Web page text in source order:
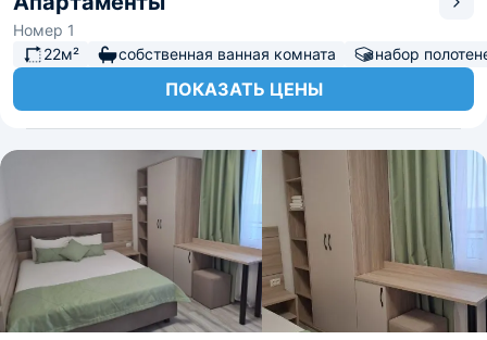
Номер 1
22м²
собственная ванная комната набор
ПОКАЗАТЬ ЦЕНЫ